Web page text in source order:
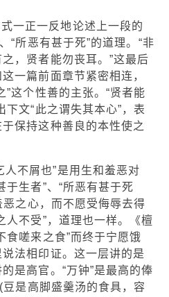
一正一反地论述上一段的
“所恶有甚于死”的道理。“非
，贤者能勿丧耳。”这最后
一篇前面章节紧密相连，
”这个性善的主张。“贤者能
下文“此之谓失其本心”，表
保持这种善良的本性使之
人不屑也”是用生和羞恶对
于生者”、“所恶有甚于死
恶之心，而不愿受侮辱去得
人不受”，道理也一样。《檀
食嗟来之食”而终于宁愿饿
法相印证。这一层讲的是
是高官。“万钟”是最高的俸
豆是高脚盛羹汤的食具，容